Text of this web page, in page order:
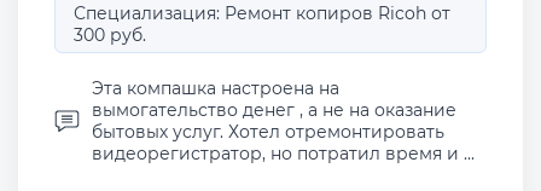
Специализация: Ремонт копиров Ricoh от
300 руб.
Эта компашка настроена на
вымогательство денег , а не на оказание
бытовых услуг. Хотел отремонтировать
видеорегистратор, но потратил время и ...